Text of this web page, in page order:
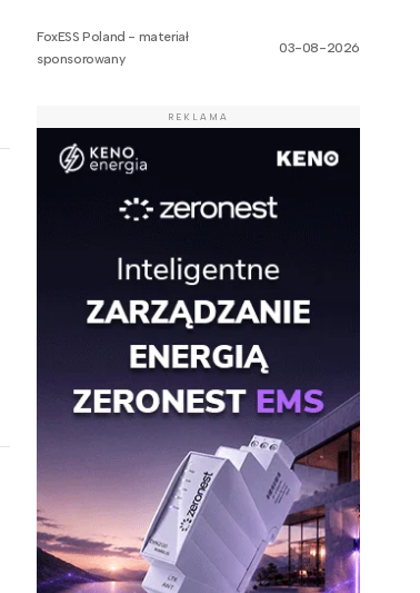
FoxESS Poland - materiał
sponsorowany
03-08-2026
REKLAMA